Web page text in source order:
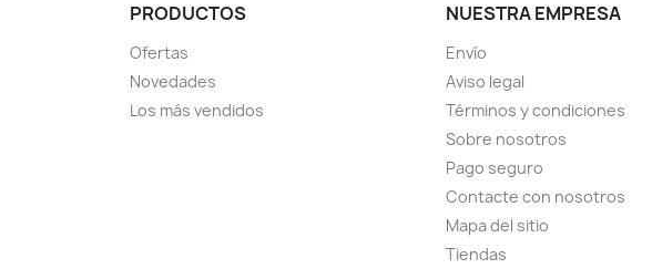
PRODUCTOS
Ofertas
Novedades
Los más vendidos
NUESTRA EMPRESA
Envío
Aviso legal
Términos y condiciones
Sobre nosotros
Pago seguro
Contacte con nosotros
Mapa del sitio
Tiendas